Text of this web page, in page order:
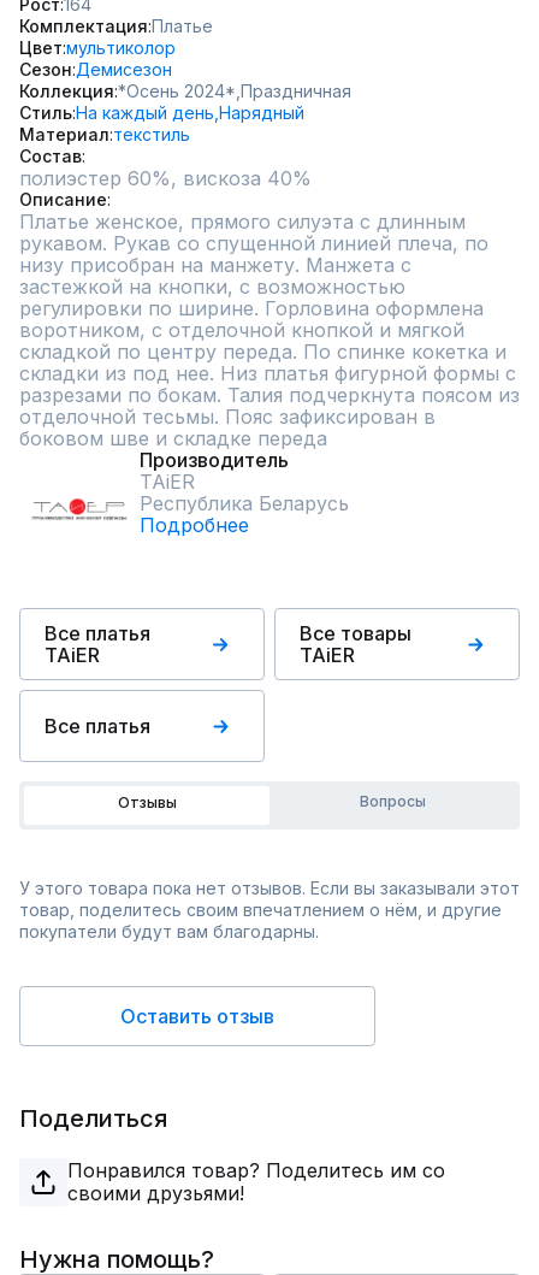
Рост 164
Комплектация Платье
Цвет мультиколор
Сезон Демисезон
Коллекция *Осень 2024*, Праздничная
СтильНа каждый день, Нарядный
Материал текстиль
Состав
полиэстер 60%, вискоза 40%
Описание
Платье женское, прямого силуэта с длинным
рукавом. Рукав со спущенной линией плеча, по
низу присобран на манжету. Манжета с
застежкой на кнопки, с возможностью
регулировки по ширине. Горловина оформлена
воротником, с отделочной кнопкой и мягкой
складкой по центру переда. По спинке кокетка и
складки из под нее. Низ платья фигурной формы с
разрезами по бокам. Талия подчеркнута поясом из
отделочной тесьмы. Пояс зафиксирован в
боковом шве и складке переда
Производитель
TAiER
Республика Беларусь
Подробнее
Все платья
TAiER
Все товары
TAiER
Все платья
Отзывы Вопросы
У этого товара пока нет отзывов. Если вы заказывали этот
товар, поделитесь своим впечатлением о нём, и другие
покупатели будут вам благодарны.
Оставить отзыв
Поделиться
Понравился товар? Поделитесь им со
своими друзьями!
Нужна помощь?